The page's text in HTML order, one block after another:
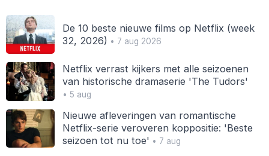
De 10 beste nieuwe films op Netflix (week
32, 2026) • 7 aug 2026
Netflix verrast kijkers met alle seizoenen
van historische dramaserie 'The Tudors'
• 5 aug
Nieuwe afleveringen van romantische
Netflix-serie veroveren koppositie: 'Beste
seizoen tot nu toe' • 7 aug